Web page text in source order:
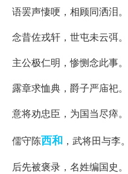
语罢声悽哽，相顾同洒泪。
念昔佐戎轩，世屯未云弭。
主公极仁明，惨恻念此事。
露章求恤典，爵子严庙祀。
意将劝忠臣，为国当尽瘁。
儒守陈西和 ，武将田与李。
后先被褒录，名姓编国史。